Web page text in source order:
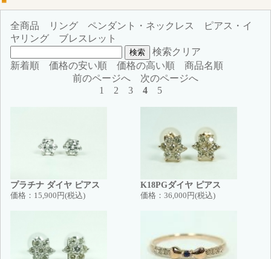
全商品 リング ペンダント・ネックレス
ピアス・イ
ヤリング ブレスレット
検索クリア
新着順
価格の安い順 価格の高い順
商品名順
前のページへ
次のページへ
1
2 3 4 5
プラチナ ダイヤ ピアス
価格： 15,900円(税込)
K18PGダイヤ ピアス
価格： 36,000円(税込)